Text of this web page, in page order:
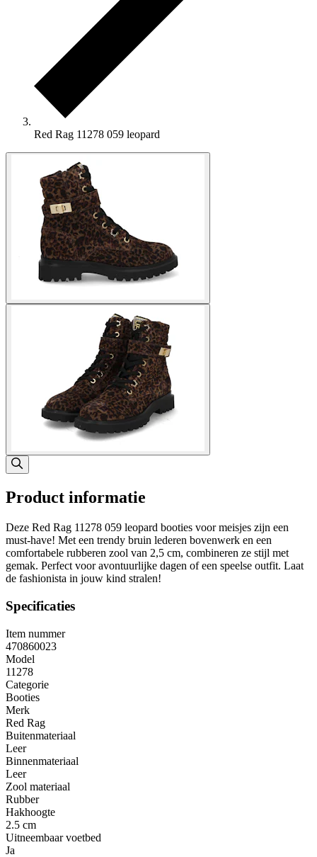
Red Rag 11278 059 leopard
Product informatie
Deze Red Rag 11278 059 leopard booties voor meisjes zijn een
must-have! Met een trendy bruin lederen bovenwerk en een
comfortabele rubberen zool van 2,5 cm, combineren ze stijl met
gemak. Perfect voor avontuurlijke dagen of een speelse outfit. Laat
de fashionista in jouw kind stralen!
Specificaties
Item nummer
470860023
Model
11278
Categorie
Booties
Merk
Red Rag
Buitenmateriaal
Leer
Binnenmateriaal
Leer
Zool materiaal
Rubber
Hakhoogte
2.5 cm
Uitneembaar voetbed
Ja